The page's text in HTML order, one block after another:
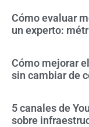
Cómo evaluar
un experto:
Cómo mejorar
sin cambiar de
5 canales de
sobre